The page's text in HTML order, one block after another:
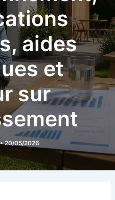
aides
et
sur
•20/05/2026